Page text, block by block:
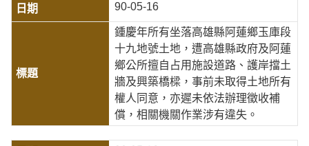
90-05-16
鍾慶年所有坐落高雄縣阿蓮鄉玉庫段
十九地號土地，遭高雄縣政府及阿蓮
鄉公所擅自占用施設道路、護岸擋土
牆及興築橋樑，事前未取得土地所有
權人同意，亦遲未依法辦理徵收補
償，相關機關作業涉有違失。